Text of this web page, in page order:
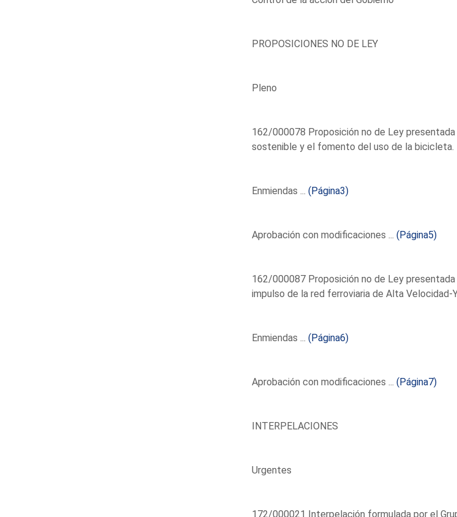
PROPOSICIONES NO DE LEY
Pleno
162/000078 Proposición no de Ley
sostenible y el fomento del uso de la bicicleta.
Enmiendas ... (Página3)
Aprobación con modificaciones ... (Página5)
162/000087 Proposición no de Ley
impulso de la red ferroviaria de Alta Velocidad-
Enmiendas ... (Página6)
Aprobación con modificaciones ... (Página7)
INTERPELACIONES
Urgentes
172/000021 Interpelación formulada por el